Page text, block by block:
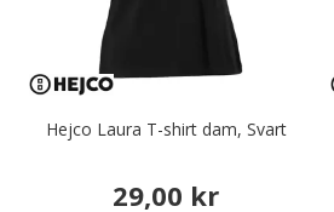
Hejco Laura T-shirt dam, Svart
29,00 kr